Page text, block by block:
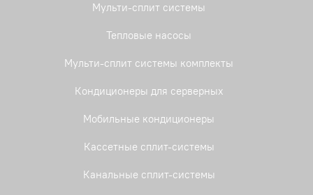
Мульти-сплит системы
Тепловые насосы
Мульти-сплит системы комплекты
Кондиционеры для серверных
Мобильные кондиционеры
Кассетные сплит-системы
Канальные сплит-системы